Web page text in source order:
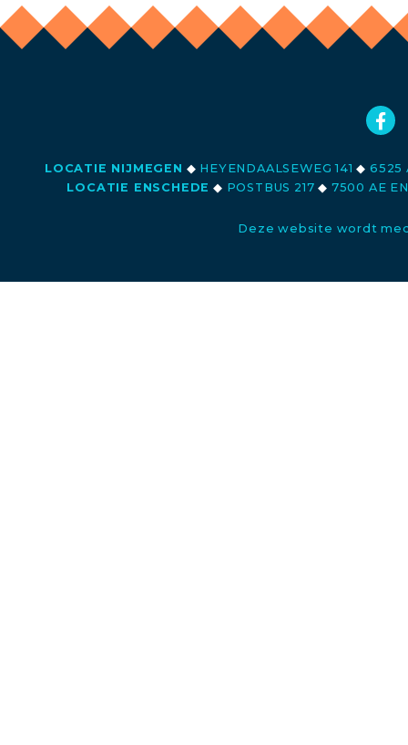
LOCATIE NIJMEGEN ◆ HEYENDAALSEWEG 141◆ 6525
LOCATIE ENSCHEDE ◆ POSTBUS 217◆ 7500 AE
Deze website wordt